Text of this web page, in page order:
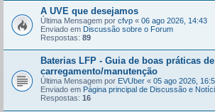
A UVE que desejamos
Última Mensagem por cfvp « 06 ago 2026, 14:43
Enviado em Discussão sobre o Forum
Respostas: 89
Baterias LFP - Guia de boas práticas de
carregamento/manutenção
Última Mensagem por EVUber « 05 ago 2026,
Enviado em Página principal de Discussão e
Respostas: 16